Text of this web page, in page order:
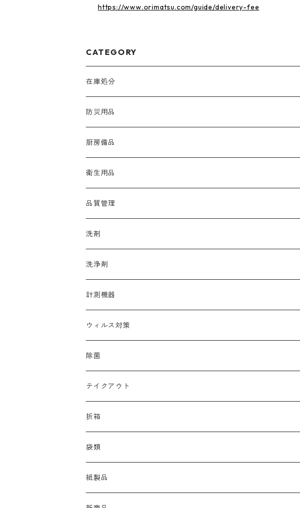
https://www.orimatsu.com/guide/delivery-fee
CATEGORY
在庫処分
防災用品
厨房備品
ラップ
たわし・スポンジ
衛生用品
手袋
カウンタークロス
マスク
帽子
靴
品質管理
アルコール
品質保持
洗剤
厨房機器洗浄剤
清掃用洗剤
中性除菌洗浄剤
多目的高機能洗剤
洗浄剤
調理器具洗浄剤
計測機器
ウィルス対策
コロナ
ノロ
除菌
テイクアウト
おしぼり
オードブル
お弁当
折箱
袋類
紙製品